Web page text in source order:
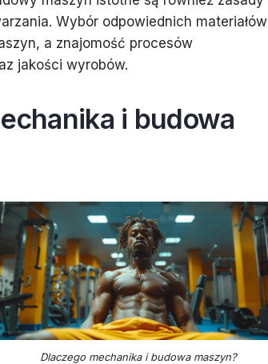
Wybór odpowiednich materiałów
a znajomość procesów
jakości wyrobów.
i budowa
Dlaczego mechanika i budowa maszyn?